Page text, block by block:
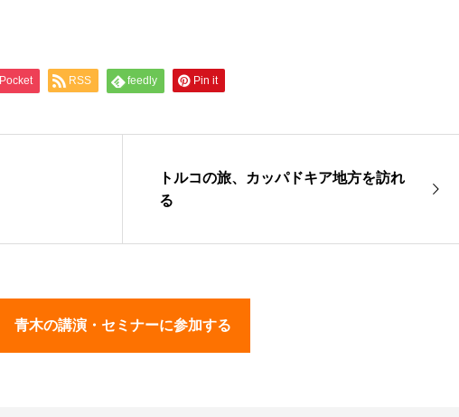
Pocket RSS feedly Pin it
トルコの旅、カッパドキア地方を訪れ
る
青木の講演・セミナーに参加する